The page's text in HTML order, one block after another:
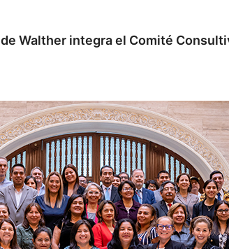
Walther integra el Comité